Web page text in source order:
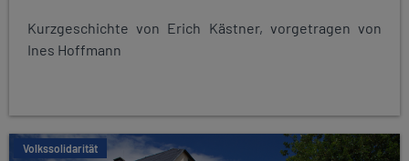
Kurzgeschichte von Erich Kästner, vorgetragen von
Ines Hoffmann
Volkssolidarität